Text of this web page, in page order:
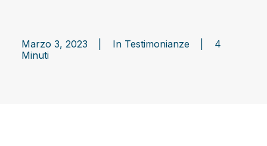
Marzo 3, 2023 In Testimonianze
4
Minuti